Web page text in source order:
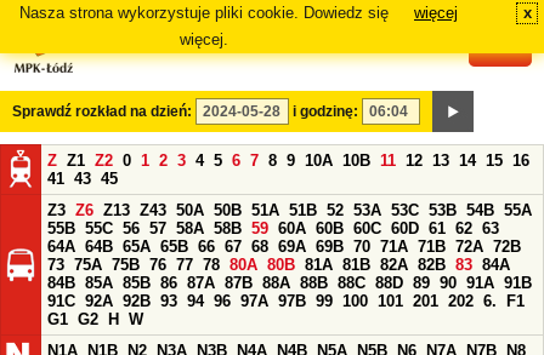
Nasza strona wykorzystuje pliki cookie. Dowiedz się
więcej.
więcej x
Sprawdź rozkład na dzień: i godzinę:
Z Z1 Z2 0 1 2 3 4 5 6 7 8 9 10A 10B 11 12 13 14 15 16
41 43 45
Z3 Z6 Z13 Z43 50A 50B 51A 51B 52 53A 53C 53B 54B 55A
55B 55C 56 57 58A 58B 59 60A 60B 60C 60D 61 62 63
64A 64B 65A 65B 66 67 68 69A 69B 70 71A 71B 72A 72B
73 75A 75B 76 77 78 80A 80B 81A 81B 82A 82B 83 84A
84B 85A 85B 86 87A 87B 88A 88B 88C 88D 89 90 91A 91B
91C 92A 92B 93 94 96 97A 97B 99 100 101 201 202 6.
F1
G1 G2 H
W
N1A
N1B N2 N3A N3B N4A N4B N5A N5B N6 N7A N7B
N8